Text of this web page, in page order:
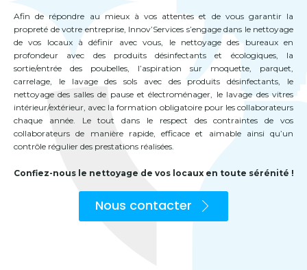
Afin de répondre au mieux à vos attentes et de vous garantir la
propreté de votre entreprise, Innov’Services s’engage dans le nettoyage
de vos locaux à définir avec vous, le nettoyage des bureaux en
profondeur avec des produits désinfectants et écologiques, la
sortie/entrée des poubelles, l’aspiration sur moquette, parquet,
carrelage, le lavage des sols avec des produits désinfectants, le
nettoyage des salles de pause et électroménager, le lavage des vitres
intérieur/extérieur, avec la formation obligatoire pour les collaborateurs
chaque année. Le tout dans le respect des contraintes de vos
collaborateurs de manière rapide, efficace et aimable ainsi qu’un
contrôle régulier des prestations réalisées.
Confiez-nous le nettoyage de vos locaux en toute sérénité !
Nous contacter